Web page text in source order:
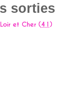
sorties
et Cher (41)